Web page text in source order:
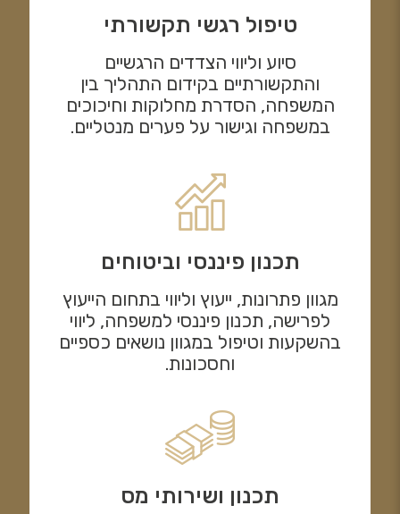
טיפול רגשי תקשורתי
סיוע וליווי הצדדים הרגשיים
והתקשורתיים בקידום התהליך בין
המשפחה, הסדרת מחלוקות וחיכוכים
במשפחה וגישור על פערים מנטליים.
תכנון פיננסי וביטוחים
מגוון פתרונות, ייעוץ וליווי בתחום הייעוץ
לפרישה, תכנון פיננסי למשפחה, ליווי
בהשקעות וטיפול במגוון נושאים כספיים
וחסכונות.
תכנון ושירותי מס